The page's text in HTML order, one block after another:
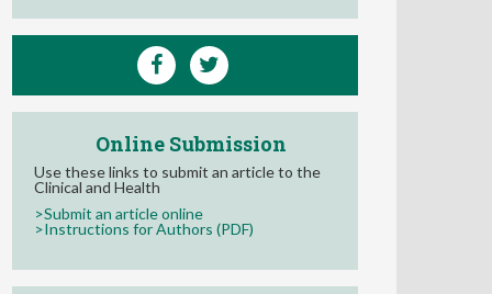
Online Submission
Use these links to submit an article to the
Clinical and Health
>Submit an article online
>Instructions for Authors (PDF)